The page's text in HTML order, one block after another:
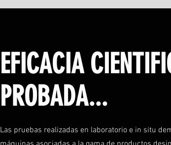
EFICACIA
PROBADA...
Las pruebas realizadas en laboratorio e in situ